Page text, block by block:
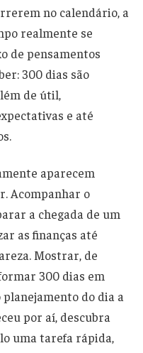
no calendário, a
realmente se
de pensamentos
300 dias são
de útil,
e até
aparecem
Acompanhar o
a chegada de um
as finanças até
Mostrar, de
300 dias em
do dia a
por aí, descubra
uma tarefa rápida,